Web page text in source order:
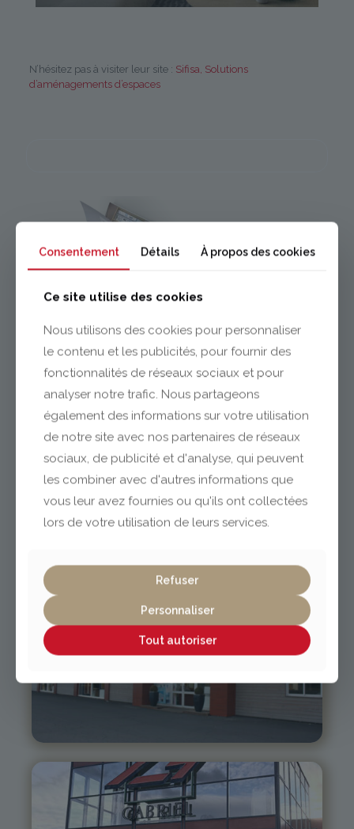
N’hésitez pas à visiter leur site : Sifisa, Solutions
d’aménagements d’espaces
DÉCOUVREZ
NOTRE CATALOGUE
MENUISERIES
Issoire
04 73 55 06 09
Consentement Détails À propos des cookies
Ce site utilise des cookies
Nous utilisons des cookies pour personnaliser
le contenu et les publicités, pour fournir des
fonctionnalités de réseaux sociaux et pour
analyser notre trafic. Nous partageons
également des informations sur votre utilisation
de notre site avec nos partenaires de réseaux
sociaux, de publicité et d'analyse, qui peuvent
les combiner avec d'autres informations que
vous leur avez fournies ou qu'ils ont collectées
lors de votre utilisation de leurs services.
Refuser
Personnaliser
Tout autoriser